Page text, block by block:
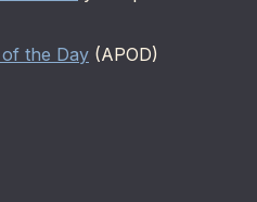
the Day (APOD)